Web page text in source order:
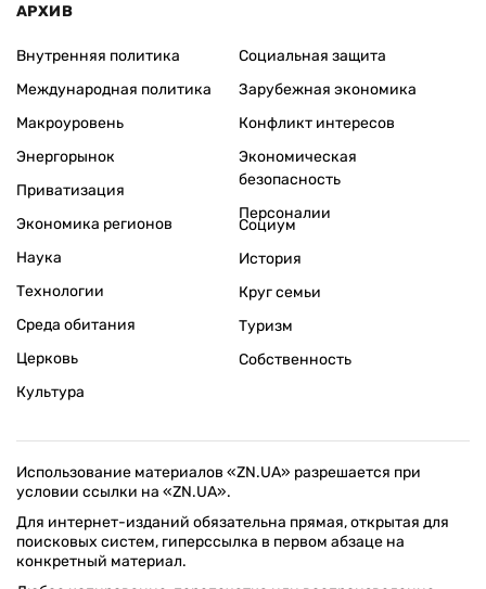
АРХИВ
Внутренняя политика
Международная политика
Макроуровень
Энергорынок
Приватизация
Экономика регионов
Социальная защита
Зарубежная экономика
Конфликт интересов
Экономическая
безопасность
Персоналии
Наука
Технологии
Среда обитания
Церковь
Культура
Социум
История
Круг семьи
Туризм
Собственность
Использование материалов «ZN.UA» разрешается при
условии ссылки на «ZN.UA».
Для интернет-изданий обязательна прямая, открытая для
поисковых систем, гиперссылка в первом абзаце на
конкретный материал.